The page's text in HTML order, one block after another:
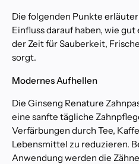
Die folgenden Punkte
Einfluss darauf haben, wie
der Zeit für Sauberkeit,
sorgt.
Modernes Aufhellen
Die Ginseng Renature
eine sanfte tägliche
Verfärbungen durch Tee,
Lebensmittel zu reduzieren.
Anwendung werden die